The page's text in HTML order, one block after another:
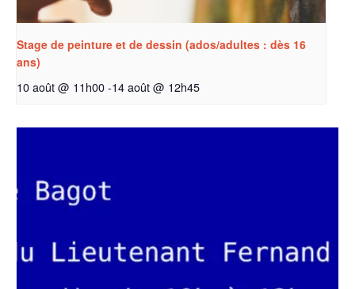
Stage de peinture et de dessin (ados/adultes : dès 16
ans)
10 août @ 11h00-14 août @ 12h45